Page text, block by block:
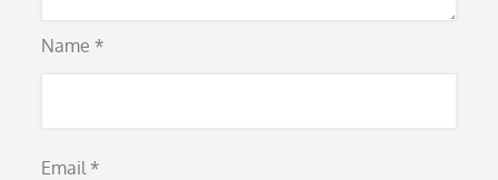
Name *
Email *